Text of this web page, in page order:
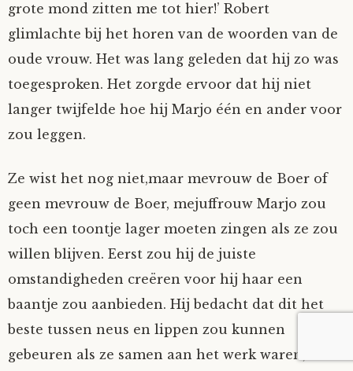
grote mond zitten me tot hier!’ Robert
glimlachte bij het horen van de woorden van de
oude vrouw. Het was lang geleden dat hij zo was
toegesproken. Het zorgde ervoor dat hij niet
langer twijfelde hoe hij Marjo één en ander voor
zou leggen.
Ze wist het nog niet,maar mevrouw de Boer of
geen mevrouw de Boer, mejuffrouw Marjo zou
toch een toontje lager moeten zingen als ze zou
willen blijven. Eerst zou hij de juiste
omstandigheden creëren voor hij haar een
baantje zou aanbieden. Hij bedacht dat dit het
beste tussen neus en lippen zou kunnen
gebeuren als ze samen aan het werk waren, dus